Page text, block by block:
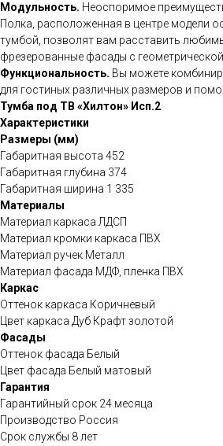
Модульность. Неоспоримое
Полка, расположенная в центре модели
тумбой, позволят вам расставить
фрезерованные фасады с
Функциональность. Вы можете
для гостиных различных размеров и
Тумба под ТВ «Хилтон» Исп.2
Характеристики
Размеры (мм)
Габаритная высота 452
Габаритная глубина 374
Габаритная ширина 1 335
Материалы
Материал каркаса ЛДСП
Материал кромки каркаса ПВХ
Материал ручек Металл
Материал фасада МДФ, пленка ПВХ
Каркас
Оттенок каркаса Коричневый
Цвет каркаса Дуб Крафт золотой
Фасады
Оттенок фасада Белый
Цвет фасада Белый матовый
Гарантия
Гарантийный срок 24 месяца
Производство Россия
Срок службы 8 лет